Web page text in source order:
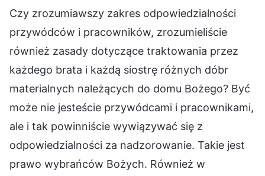
Czy zrozumiawszy zakres odpowiedzialności
przywódców i pracowników, zrozumieliście
również zasady dotyczące traktowania przez
każdego brata i każdą siostrę różnych dóbr
materialnych należących do domu Bożego? Być
może nie jesteście przywódcami i pracownikami,
ale i tak powinniście wywiązywać się z
odpowiedzialności za nadzorowanie. Takie jest
prawo wybrańców Bożych. Również w